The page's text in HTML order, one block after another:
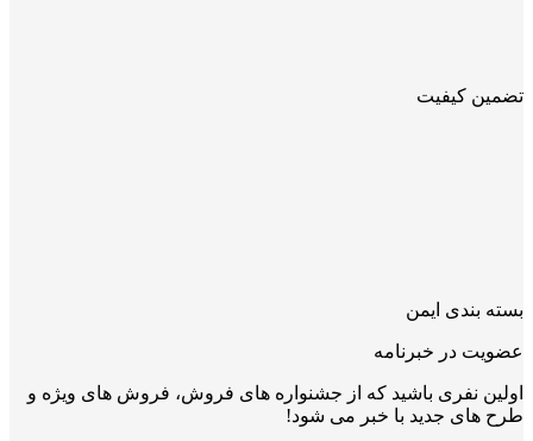
تضمین کیفیت
بسته بندی ایمن
عضویت در خبرنامه
اولین نفری باشید که از جشنواره های فروش، فروش های ویژه و
طرح های جدید با خبر می شود!